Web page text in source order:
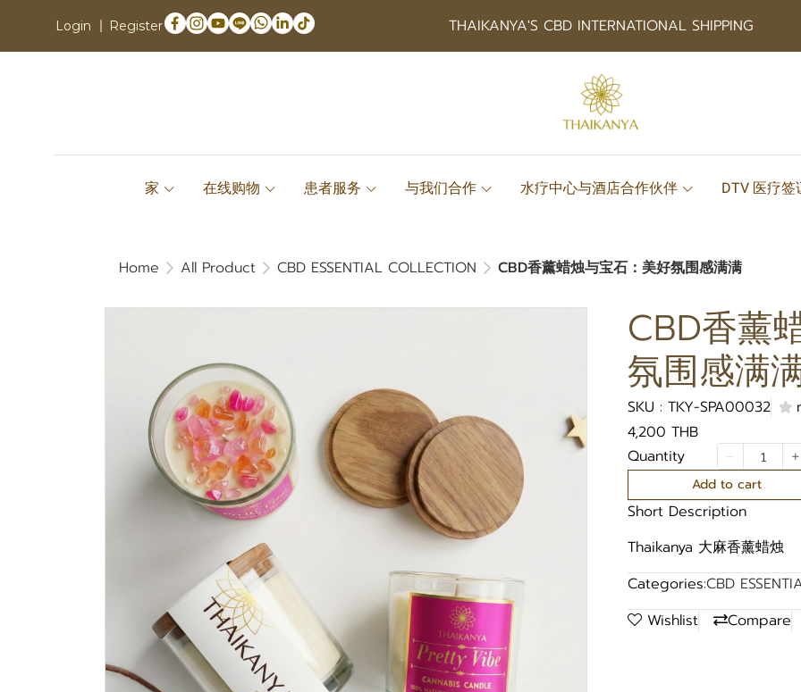
Login Register THAIKANYA'S CBD INTERNATIONAL SHIPPING
家 在线购物 患者服务 与我们合作 水疗中心与酒店合作伙伴 DTV 医疗
Home All Product CBD ESSENTIAL COLLECTION CBD香薰蜡烛与宝石：美好氛围感满满
CBD香薰
氛围感满
SKU : TKY-SPA00032
4,200 THB
Quantity
Add to cart
Short Description
Thaikanya 大麻香薰蜡烛
Categories:CBD
Wishlist
Compare